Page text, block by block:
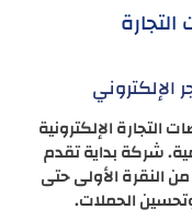
الإلكتروني
التجارة الإلكترونية
شركة بداية تقدم
النقرة الأولى حتى
الحملات.